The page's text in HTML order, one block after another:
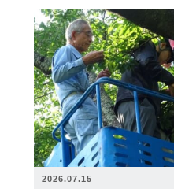
2026.07.15